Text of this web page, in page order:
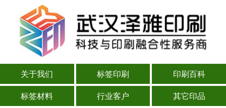
关于我们 标签印刷
印刷百科
标签材料
行业客户
其它印品